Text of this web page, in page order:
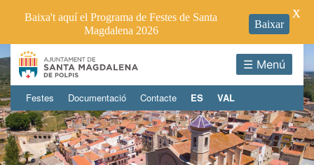
☰ Menú
Festes Documentació Contacte ES VAL
Baixa't aquí el Programa de Festes de Santa
Magdalena 2026
Baixar
X